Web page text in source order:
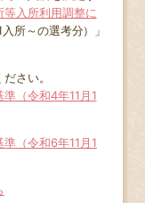
等入所利用調整に
入所～の選考分）」
さい。
（令和4年11月1
（令和6年11月1